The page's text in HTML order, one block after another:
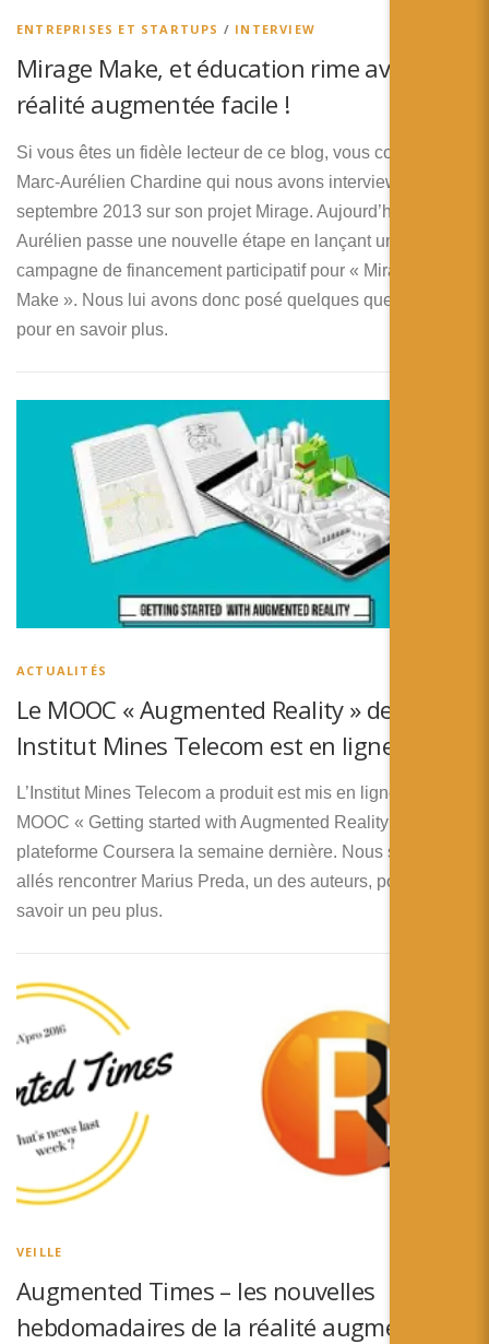
ENTREPRISES ET STARTUPS / INTERVIEW
Mirage Make, et éducation rime avec
réalité augmentée facile !
Si vous êtes un fidèle lecteur de ce blog, vous connaissez
Marc-Aurélien Chardine qui nous avons interviewé en
septembre 2013 sur son projet Mirage. Aujourd’hui, Marc-
Aurélien passe une nouvelle étape en lançant une
campagne de financement participatif pour « Mirage
Make ». Nous lui avons donc posé quelques questions
pour en savoir plus.
ACTUALITÉS
Le MOOC « Augmented Reality » de
Institut Mines Telecom est en ligne !
L’Institut Mines Telecom a produit est mis en ligne le
MOOC « Getting started with Augmented Reality » sur la
plateforme Coursera la semaine dernière. Nous sommes
allés rencontrer Marius Preda, un des auteurs, pour en
savoir un peu plus.
VEILLE
Augmented Times – les nouvelles
hebdomadaires de la réalité augmentée –